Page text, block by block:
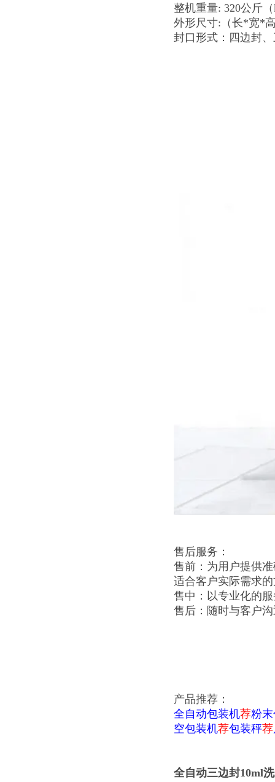
整机重量: 320公斤
外形尺寸:（长*宽*
封口形式：四边封
售后服务：
售前：为用户提供
适合客户实际需求
售中：以专业化的
售后：随时与客户
产品推荐：
全自动包装机荐粉
空包装机荐包装秤荐
全自动三边封10ml